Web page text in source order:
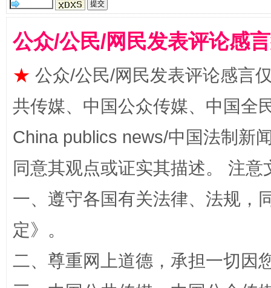
阿坝州三大球赛在茂县开幕 规模
公众/公民/网民发表评论感
★ 公众/公民/网民发表评论感言
共传媒、中国公众传媒、中国全
China publics news/中国法制新
同意其观点或证实其描述。 注
一、遵守各国有关法律、法规，
定》。
二、尊重网上道德，承担一切因